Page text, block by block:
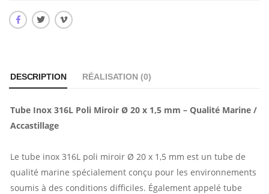
DESCRIPTION RÉALISATION (0)
Tube Inox 316L Poli Miroir Ø 20 x 1,5 mm – Qualité Marine /
Accastillage
Le tube inox 316L poli miroir Ø 20 x 1,5 mm est un tube de
qualité marine spécialement conçu pour les environnements
soumis à des conditions difficiles. Également appelé tube